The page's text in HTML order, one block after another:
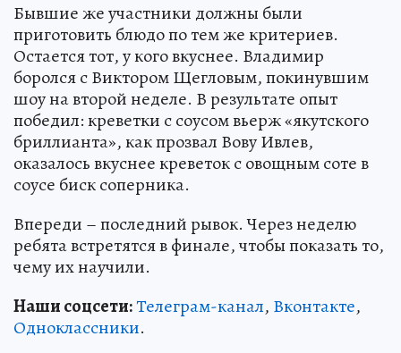
Бывшие же участники должны были
приготовить блюдо по тем же критериев.
Остается тот, у кого вкуснее. Владимир
боролся с Виктором Щегловым, покинувшим
шоу на второй неделе. В результате опыт
победил: креветки с соусом вьерж «якутского
бриллианта», как прозвал Вову Ивлев,
оказалось вкуснее креветок с овощным соте в
соусе биск соперника.
Впереди – последний рывок. Через неделю
ребята встретятся в финале, чтобы показать то,
чему их научили.
Наши соцсети:Телеграм-канал, Вконтакте,
Одноклассники.